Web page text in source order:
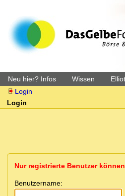
Neu hier? Infos Wissen
Login
Login
Nur registrierte Benutzer
Benutzername: